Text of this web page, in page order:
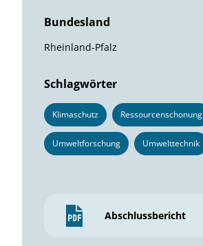
Bundesland
Rheinland-Pfalz
Schlagwörter
Klimaschutz Ressourcenschonung
Umweltforschung Umwelttechnik
Abschlussbericht